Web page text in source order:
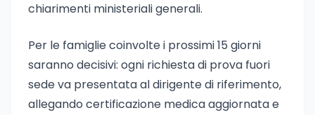
chiarimenti ministeriali generali.
Per le famiglie coinvolte i prossimi 15 giorni
saranno decisivi: ogni richiesta di prova fuori
sede va presentata al dirigente di riferimento,
allegando certificazione medica aggiornata e